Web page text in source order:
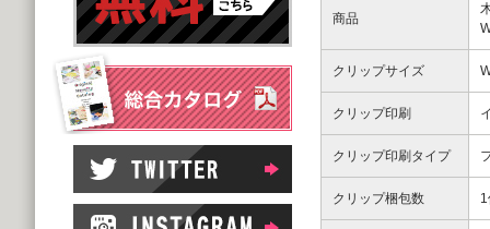
商品
クリップサイズ
クリップ印刷
クリップ印刷タイプ
クリップ梱包数